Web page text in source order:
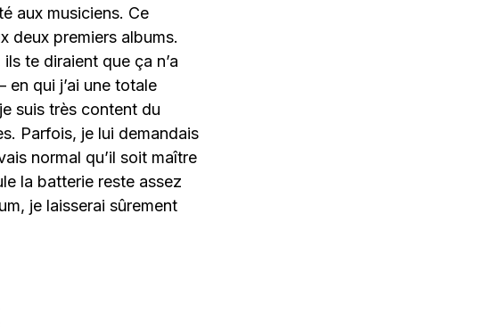
aux musiciens. Ce
deux premiers albums.
te diraient que ça n’a
en qui j’ai une totale
suis très content du
Parfois, je lui demandais
normal qu’il soit maître
la batterie reste assez
je laisserai sûrement